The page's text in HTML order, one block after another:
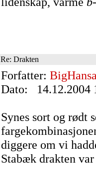
Re: Drakten
Forfatter: BigHansa
Dato: 14.12.2004
Synes sort og rødt
diggere om vi
Stabæk drakten